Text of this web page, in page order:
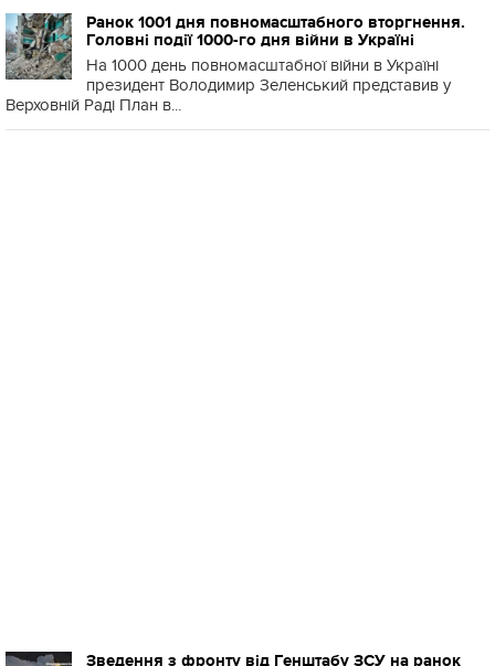
Ранок 1001 дня повномасштабного вторгнення.
Головні події 1000-го дня війни в Україні
На 1000 день повномасштабної війни в Україні
президент Володимир Зеленський представив у
Верховній Раді План в...
Зведення з фронту від Генштабу ЗСУ на ранок